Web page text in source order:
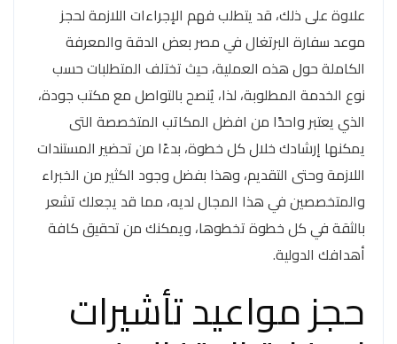
علاوة على ذلك، قد يتطلب فهم الإجراءات اللازمة لحجز
موعد سفارة البرتغال في مصر بعض الدقة والمعرفة
الكاملة حول هذه العملية، حيث تختلف المتطلبات حسب
نوع الخدمة المطلوبة، لذا، يُنصح بالتواصل مع مكتب جودة،
الذي يعتبر واحدًا من افضل المكاتب المتخصصة التى
يمكنها إرشادك خلال كل خطوة، بدءًا من تحضير المستندات
اللازمة وحتى التقديم، وهذا بفضل وجود الكثير من الخبراء
والمتخصصين في هذا المجال لديه، مما قد يجعلك تشعر
بالثقة في كل خطوة تخطوها، ويمكنك من تحقيق كافة
أهدافك الدولية.
حجز مواعيد تأشيرات